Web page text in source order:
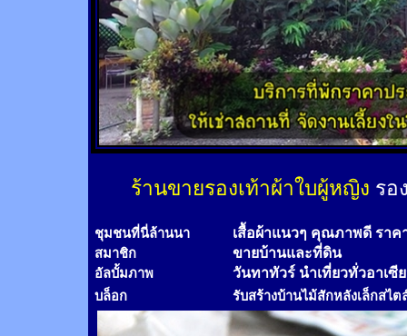
ร้านขายรองเท้าผ้าใบผู้หญิง รอ
ชุมชนที่นี่ล้านนา เสื้อผ้าแนวๆ คุณภาพดี ราค
สมาชิก ขายบ้านและที่ดิน
อัลบั้มภาพ วันทาทัวร์ นำเที่ยวทั่วอาเซี
บล็อก รับสร้างบ้านไม้สักหลังเล็กสไต